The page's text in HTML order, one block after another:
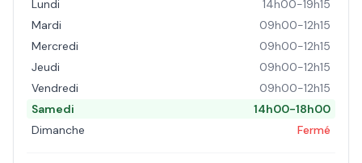
Lundi
14h00-19h15
Mardi
09h00-12h15
Mercredi
09h00-12h15
Jeudi
09h00-12h15
Vendredi
09h00-12h15
Samedi
14h00-18h00
Dimanche
Fermé